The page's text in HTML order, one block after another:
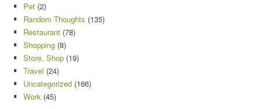
Pet (2)
Random Thoughts (135)
Restaurant (78)
Shopping (8)
Store, Shop (19)
Travel (24)
Uncategorized (166)
Work (45)